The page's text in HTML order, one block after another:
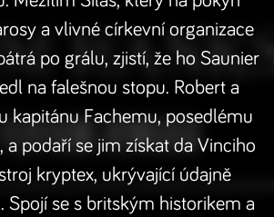
a vlivné církevní organizace
po grálu, zjistí, že ho Saunier
na falešnou stopu. Robert a
kapitánu Fachemu, posedlému
a podaří se jim získat da Vinciho
kryptex, ukrývající údajně
Spojí se s britským historikem a